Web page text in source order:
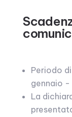
Periodo
gennaio -
La